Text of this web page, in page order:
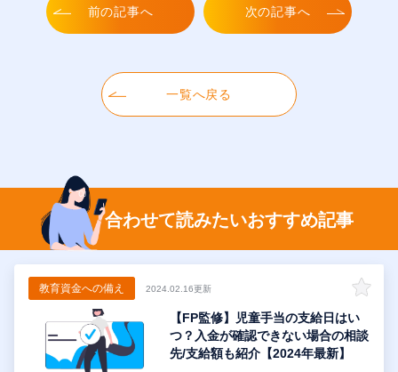
前の記事へ 次の記事へ
一覧へ戻る
合わせて読みたいおすすめ記事
教育資金への備え 2024.02.16更新
【FP監修】児童手当の支給日はい
つ？入金が確認できない場合の相談
先/支給額も紹介【2024年最新】